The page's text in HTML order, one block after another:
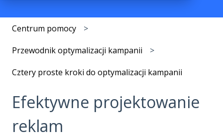
Centrum pomocy
Przewodnik optymalizacji kampanii
Cztery proste kroki do optymalizacji kampanii
Efektywne projektowanie
reklam